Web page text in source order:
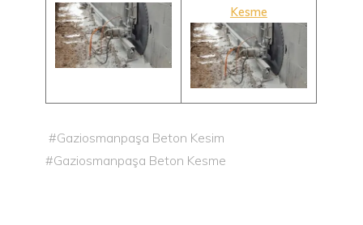
Kesme
#Gaziosmanpaşa Beton Kesim
#Gaziosmanpaşa Beton Kesme